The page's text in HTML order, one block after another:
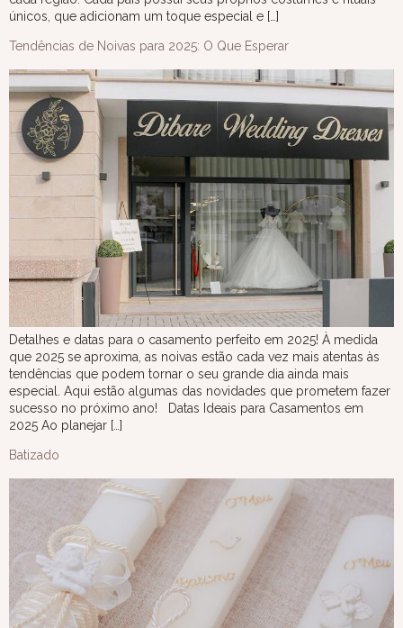
únicos, que adicionam um toque especial e […]
Tendências de Noivas para 2025: O Que Esperar
Detalhes e datas para o casamento perfeito em 2025! À medida
que 2025 se aproxima, as noivas estão cada vez mais atentas às
tendências que podem tornar o seu grande dia ainda mais
especial. Aqui estão algumas das novidades que prometem fazer
sucesso no próximo ano! Datas Ideais para Casamentos em
2025 Ao planejar […]
Batizado